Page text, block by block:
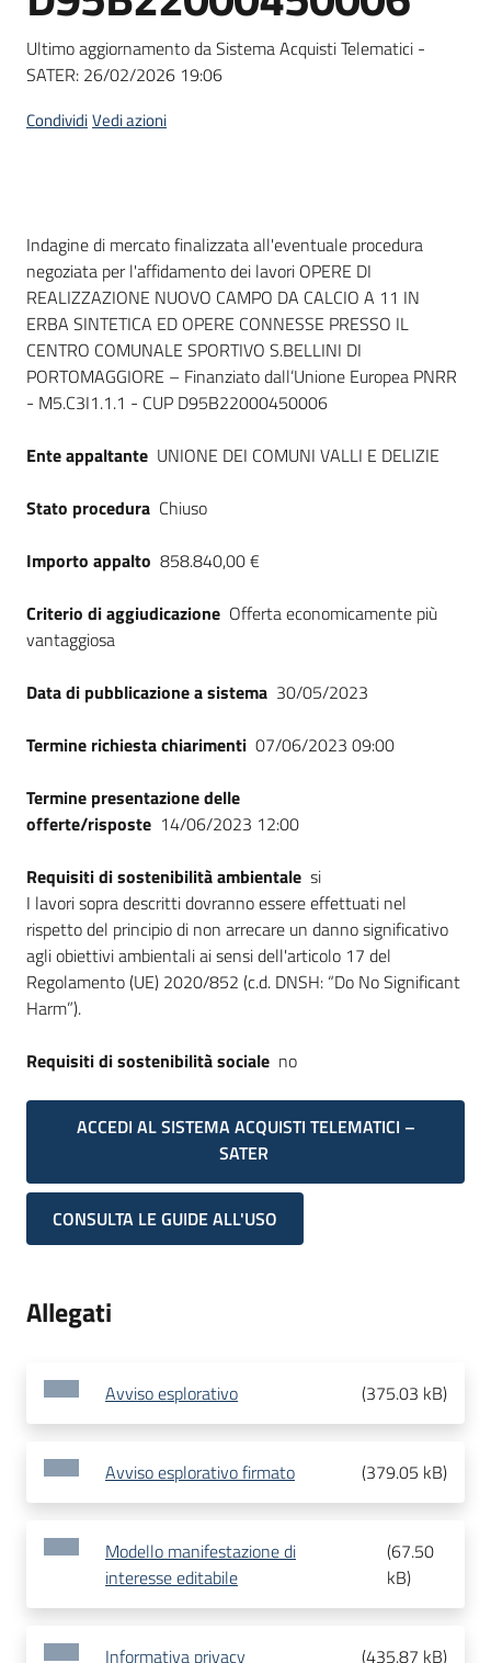
Ultimo aggiornamento da Sistema Acquisti Telematici -
SATER: 26/02/2026 19:06
CondividiVedi azioni
Dati del bando
Indagine di mercato finalizzata all'eventuale procedura
negoziata per l'affidamento dei lavori OPERE DI
REALIZZAZIONE NUOVO CAMPO DA CALCIO A 11 IN
ERBA SINTETICA ED OPERE CONNESSE PRESSO IL
CENTRO COMUNALE SPORTIVO S.BELLINI DI
PORTOMAGGIORE – Finanziato dall’Unione Europea PNRR
- M5.C3I1.1.1 - CUP D95B22000450006
Ente appaltante UNIONE DEI COMUNI VALLI E DELIZIE
Stato procedura Chiuso
Importo appalto 858.840,00 €
Criterio di aggiudicazione Offerta economicamente più
vantaggiosa
Data di pubblicazione a sistema 30/05/2023
Termine richiesta chiarimenti 07/06/2023 09:00
Termine presentazione delle
offerte/risposte 14/06/2023 12:00
Requisiti di sostenibilità ambientale si
I lavori sopra descritti dovranno essere effettuati nel
rispetto del principio di non arrecare un danno significativo
agli obiettivi ambientali ai sensi dell'articolo 17 del
Regolamento (UE) 2020/852 (c.d. DNSH: “Do No Significant
Harm”).
Requisiti di sostenibilità sociale no
ACCEDI AL SISTEMA ACQUISTI TELEMATICI –
SATER
CONSULTA LE GUIDE ALL'USO
Allegati
Avviso esplorativo (375.03 kB)
Avviso esplorativo firmato (379.05 kB)
Modello manifestazione di
interesse editabile
(67.50
kB)
Informativa privacy (435.87 kB)